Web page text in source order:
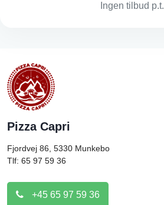
Ingen tilbud p.t.
Pizza Capri
Fjordvej 86, 5330 Munkebo
Tlf: 65 97 59 36
+45 65 97 59 36